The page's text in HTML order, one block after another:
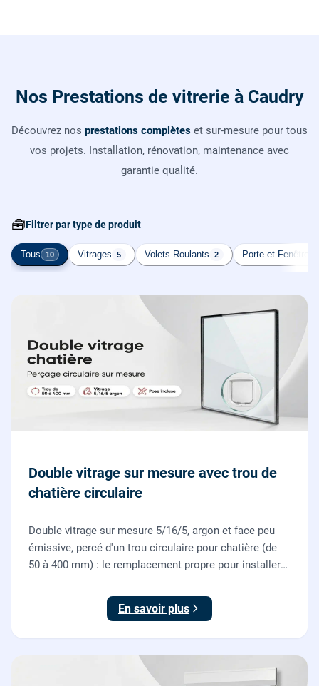
Nos Prestations de vitrerie à Caudry
Découvrez nos prestations complètes et sur-mesure pour tous
vos projets. Installation, rénovation, maintenance avec
garantie qualité.
🧰Filtrer par type de produit
Tous 10 Vitrages 5 Volets Roulants 2 Porte et Fenêtre
Double vitrage sur mesure avec trou de
chatière circulaire
Double vitrage sur mesure 5/16/5, argon et face peu
émissive, percé d'un trou circulaire pour chatière (de
50 à 400 mm) : le remplacement propre pour installer
En savoir plus